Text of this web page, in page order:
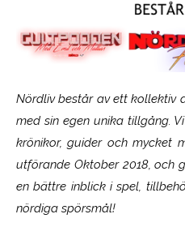
Nördliv består av ett kollektiv
med sin egen unika tillgång.
krönikor, guider och mycket
utförande Oktober 2018, och
en bättre inblick i spel,
nördiga spörsmål!